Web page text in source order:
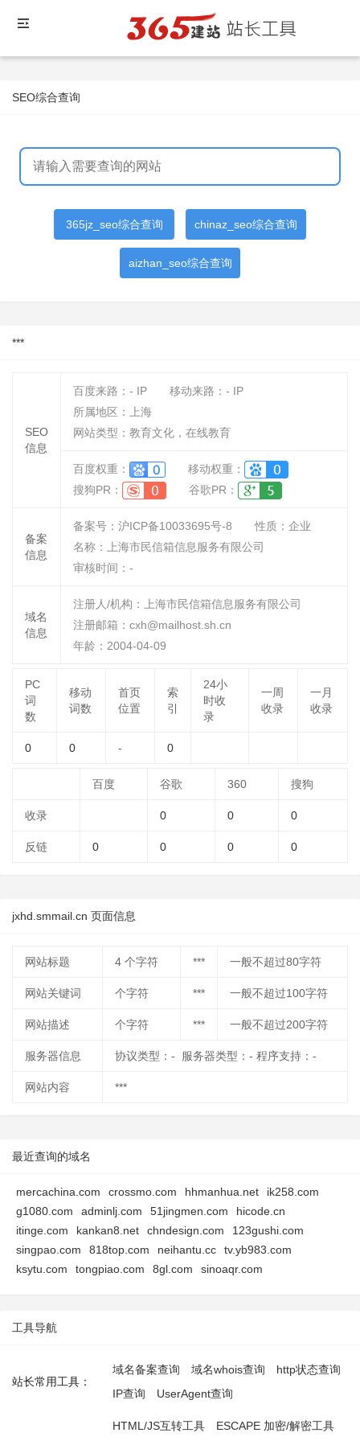
SEO综合查询
365jz_seo综合查询 chinaz_seo综合查询
aizhan_seo综合查询
***
SEO
信息
百度来路： - IP 移动来路： - IP
所属地区：上海
网站类型：教育文化，在线教育
百度权重：
移动权重：
搜狗PR：
谷歌PR：
备案
信息
备案号：沪ICP备10033695号-8 性质： 企业
名称：
上海市民信箱信息服务有限公司
审核时间： -
域名
信息
注册人/机构：上海市民信箱信息服务有限公司
注册邮箱：cxh@mailhost.sh.cn
年龄：2004-04-09
PC
词
数
移动
词数
首页
位置
索
引
24小
时收
录
一周
收录
一月
收录
0 0 - 0
百度 谷歌 360 搜狗
收录 0 0 0
反链 0 0 0 0
jxhd.smmail.cn 页面信息
网站标题 4 个字符 *** 一般不超过80字符
网站关键词 个字符 *** 一般不超过100字符
网站描述 个字符 *** 一般不超过200字符
服务器信息 协议类型：- 服务器类型：- 程序支持：-
网站内容 ***
最近查询的域名
mercachina.com crossmo.com hhmanhua.net
ik258.com
g1080.com
adminlj.com 51jingmen.com
hicode.cn
itinge.com
kankan8.net chndesign.com
123gushi.com
singpao.com
818top.com neihantu.cc
tv.yb983.com
ksytu.com
tongpiao.com 8gl.com sinoaqr.com
工具导航
站长常用工具：
域名备案查询 域名whois查询
http状态查询
IP查询
UserAgent查询
HTML/JS互转工具 ESCAPE 加密/解密工具